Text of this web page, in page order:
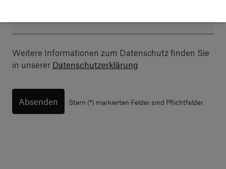
Weitere Informationen zum Datenschutz finden Sie
in unserer Datenschutzerklärung
Absenden Stern (*) markierten Felder sind Pflichtfelder